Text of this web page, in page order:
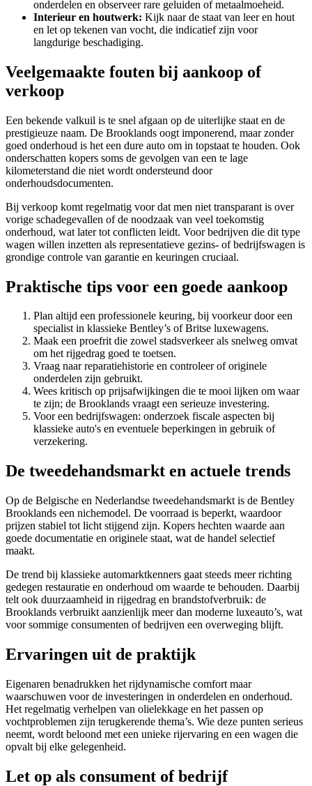
onderdelen en observeer rare geluiden of metaalmoeheid.
Interieur en houtwerk: Kijk naar de staat van leer en hout
en let op tekenen van vocht, die indicatief zijn voor
langdurige beschadiging.
Veelgemaakte fouten bij aankoop of
verkoop
Een bekende valkuil is te snel afgaan op de uiterlijke staat en de
prestigieuze naam. De Brooklands oogt imponerend, maar zonder
goed onderhoud is het een dure auto om in topstaat te houden. Ook
onderschatten kopers soms de gevolgen van een te lage
kilometerstand die niet wordt ondersteund door
onderhoudsdocumenten.
Bij verkoop komt regelmatig voor dat men niet transparant is over
vorige schadegevallen of de noodzaak van veel toekomstig
onderhoud, wat later tot conflicten leidt. Voor bedrijven die dit type
wagen willen inzetten als representatieve gezins- of bedrijfswagen is
grondige controle van garantie en keuringen cruciaal.
Praktische tips voor een goede aankoop
Plan altijd een professionele keuring, bij voorkeur door een
specialist in klassieke Bentley’s of Britse luxewagens.
Maak een proefrit die zowel stadsverkeer als snelweg omvat
om het rijgedrag goed te toetsen.
Vraag naar reparatiehistorie en controleer of originele
onderdelen zijn gebruikt.
Wees kritisch op prijsafwijkingen die te mooi lijken om waar
te zijn; de Brooklands vraagt een serieuze investering.
Voor een bedrijfswagen: onderzoek fiscale aspecten bij
klassieke auto's en eventuele beperkingen in gebruik of
verzekering.
De tweedehandsmarkt en actuele trends
Op de Belgische en Nederlandse tweedehandsmarkt is de Bentley
Brooklands een nichemodel. De voorraad is beperkt, waardoor
prijzen stabiel tot licht stijgend zijn. Kopers hechten waarde aan
goede documentatie en originele staat, wat de handel selectief
maakt.
De trend bij klassieke automarktkenners gaat steeds meer richting
gedegen restauratie en onderhoud om waarde te behouden. Daarbij
telt ook duurzaamheid in rijgedrag en brandstofverbruik: de
Brooklands verbruikt aanzienlijk meer dan moderne luxeauto’s, wat
voor sommige consumenten of bedrijven een overweging blijft.
Ervaringen uit de praktijk
Eigenaren benadrukken het rijdynamische comfort maar
waarschuwen voor de investeringen in onderdelen en onderhoud.
Het regelmatig verhelpen van olielekkage en het passen op
vochtproblemen zijn terugkerende thema’s. Wie deze punten serieus
neemt, wordt beloond met een unieke rijervaring en een wagen die
opvalt bij elke gelegenheid.
Let op als consument of bedrijf